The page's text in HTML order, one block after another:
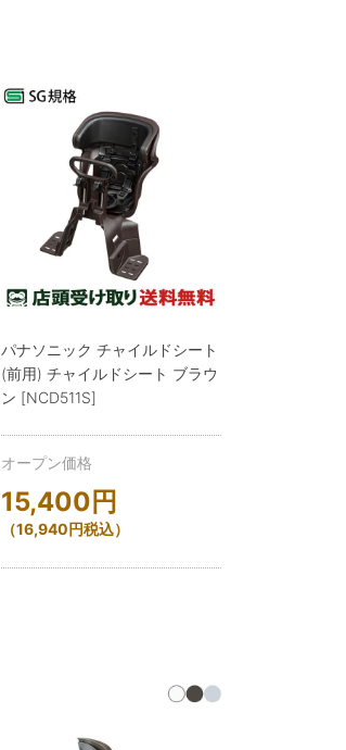
パナソニック チャイルドシート
(前用) チャイルドシート ブラウ
ン [NCD511S]
オープン価格
15,400 円
（16,940円税込）